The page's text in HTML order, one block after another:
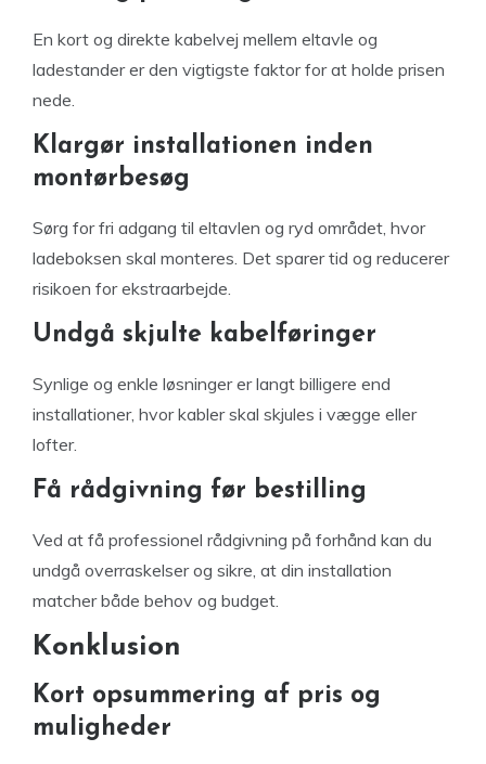
En kort og direkte kabelvej mellem eltavle og
ladestander er den vigtigste faktor for at holde prisen
nede.
Klargør installationen inden
montørbesøg
Sørg for fri adgang til eltavlen og ryd området, hvor
ladeboksen skal monteres. Det sparer tid og reducerer
risikoen for ekstraarbejde.
Undgå skjulte kabelføringer
Synlige og enkle løsninger er langt billigere end
installationer, hvor kabler skal skjules i vægge eller
lofter.
Få rådgivning før bestilling
Ved at få professionel rådgivning på forhånd kan du
undgå overraskelser og sikre, at din installation
matcher både behov og budget.
Konklusion
Kort opsummering af pris og
muligheder